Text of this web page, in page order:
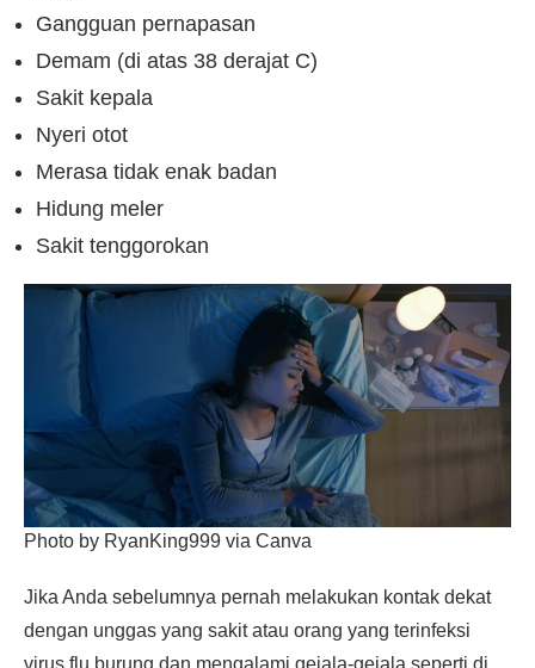
Gangguan pernapasan
Demam (di atas 38 derajat C)
Sakit kepala
Nyeri otot
Merasa tidak enak badan
Hidung meler
Sakit tenggorokan
Photo by RyanKing999 via Canva
Jika Anda sebelumnya pernah melakukan kontak dekat
dengan unggas yang sakit atau orang yang terinfeksi
virus flu burung dan mengalami gejala-gejala seperti di